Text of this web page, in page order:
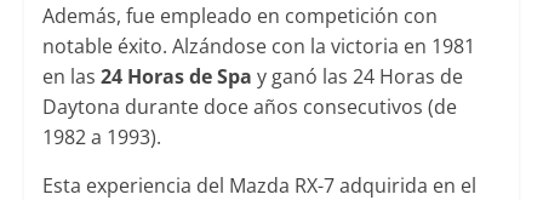
Además, fue empleado en competición con
notable éxito. Alzándose con la victoria en 1981
en las 24 Horas de Spa y ganó las 24 Horas de
Daytona durante doce años consecutivos (de
1982 a 1993).
Esta experiencia del Mazda RX-7 adquirida en el